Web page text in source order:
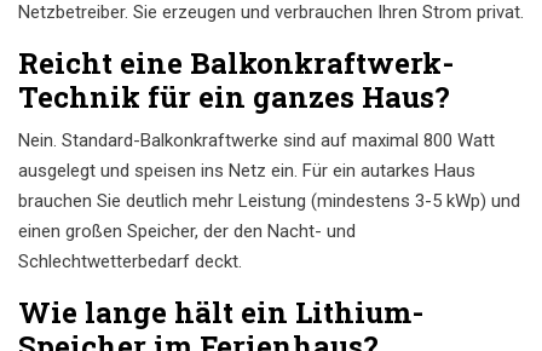
Netzbetreiber. Sie erzeugen und verbrauchen Ihren Strom privat.
Reicht eine Balkonkraftwerk-
Technik für ein ganzes Haus?
Nein. Standard-Balkonkraftwerke sind auf maximal 800 Watt
ausgelegt und speisen ins Netz ein. Für ein autarkes Haus
brauchen Sie deutlich mehr Leistung (mindestens 3-5 kWp) und
einen großen Speicher, der den Nacht- und
Schlechtwetterbedarf deckt.
Wie lange hält ein Lithium-